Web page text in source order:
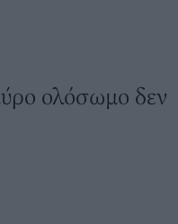
ολόσωμο δεν